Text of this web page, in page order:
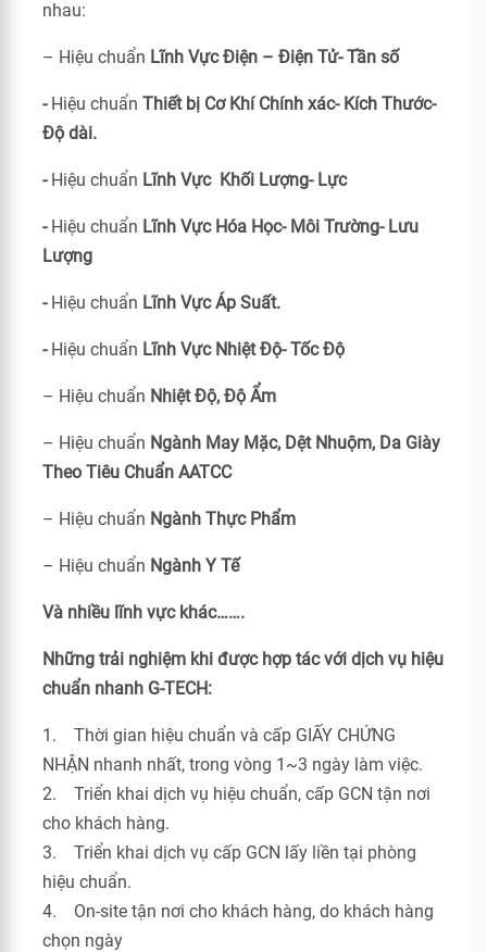
nhau:
– Hiệu chuẩn Lĩnh Vực Điện – Điện Tử- Tần số
- Hiệu chuẩn Thiết bị Cơ Khí Chính xác- Kích Thước-
Độ dài.
- Hiệu chuẩn Lĩnh Vực Khối Lượng- Lực
- Hiệu chuẩn Lĩnh Vực Hóa Học- Môi Trường- Lưu
Lượng
- Hiệu chuẩn Lĩnh Vực Áp Suất.
-Hiệu chuẩn Lĩnh Vực Nhiệt Độ- Tốc Độ
– Hiệu chuẩn Nhiệt Độ, Độ Ẩm
– Hiệu chuẩn Ngành May Mặc, Dệt Nhuộm, Da Giày
Theo Tiêu Chuẩn AATCC
– Hiệu chuẩn Ngành Thực Phẩm
– Hiệu chuẩn Ngành Y Tế
Và nhiều lĩnh vực khác…….
Những trải nghiệm khi được hợp tác với dịch vụ hiệu
chuẩn nhanh G-TECH:
1. Thời gian hiệu chuẩn và cấp GIẤY CHỨNG
NHẬN nhanh nhất, trong vòng 1~3 ngày làm việc.
2. Triển khai dịch vụ hiệu chuẩn, cấp GCN tận nơi
cho khách hàng.
3. Triển khai dịch vụ cấp GCN lấy liền tại phòng
hiệu chuẩn.
4. On-site tận nơi cho khách hàng, do khách hàng
chọn ngày